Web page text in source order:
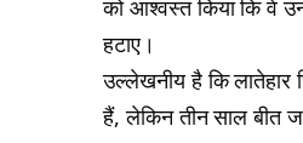
को आश्वस्त किया कि वे
हटाए।
उल्लेखनीय है कि लातेहार
हैं, लेकिन तीन साल बीत